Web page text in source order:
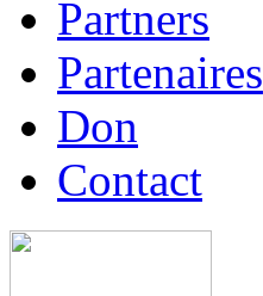
Partners
Partenaires
Don
Contact